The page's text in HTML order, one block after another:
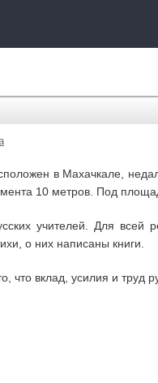
в Махачкале,
10 метров. Под
учителей. Для всей
о них написаны книги.
что вклад, усилия и труд